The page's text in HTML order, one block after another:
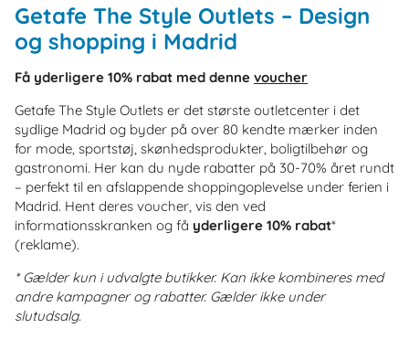
Getafe The Style Outlets – Design
og shopping i Madrid
Få yderligere 10% rabat med denne voucher
Getafe The Style Outlets er det største outletcenter i det
sydlige Madrid og byder på over 80 kendte mærker inden
for mode, sportstøj, skønhedsprodukter, boligtilbehør og
gastronomi. Her kan du nyde rabatter på 30-70% året rundt
– perfekt til en afslappende shoppingoplevelse under ferien i
Madrid. Hent deres voucher, vis den ved
informationsskranken og få yderligere 10% rabat*
(reklame).
* Gælder kun i udvalgte butikker. Kan ikke kombineres med
andre kampagner og rabatter. Gælder ikke under
slutudsalg.